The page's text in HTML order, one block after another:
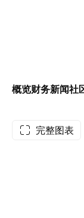
概览财务新闻社
完整图表